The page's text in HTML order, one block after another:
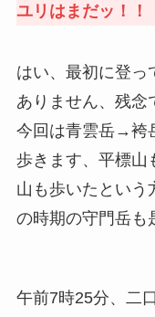
ユリはまだッ！！
はい、最初に登っ
ありません、残念
今回は青雲岳→袴
歩きます、平標山
山も歩いたという
の時期の守門岳も
午前7時25分、二